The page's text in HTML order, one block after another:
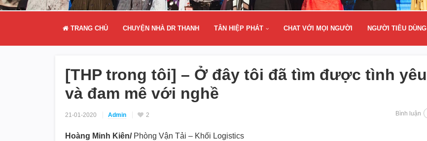
TRANG CHỦ CHUYỆN NHÀ DR THANH TÂN HIỆP PHÁT CHAT VỚI MỌI NGƯỜI NGƯỜI TIÊU DÙNG
[THP trong tôi] – Ở đây tôi đã tìm được tình yêu
và đam mê với nghề
21-01-2020 Admin 2 Bình luận
Hoàng Minh Kiên/ Phòng Vận Tải – Khối Logistics